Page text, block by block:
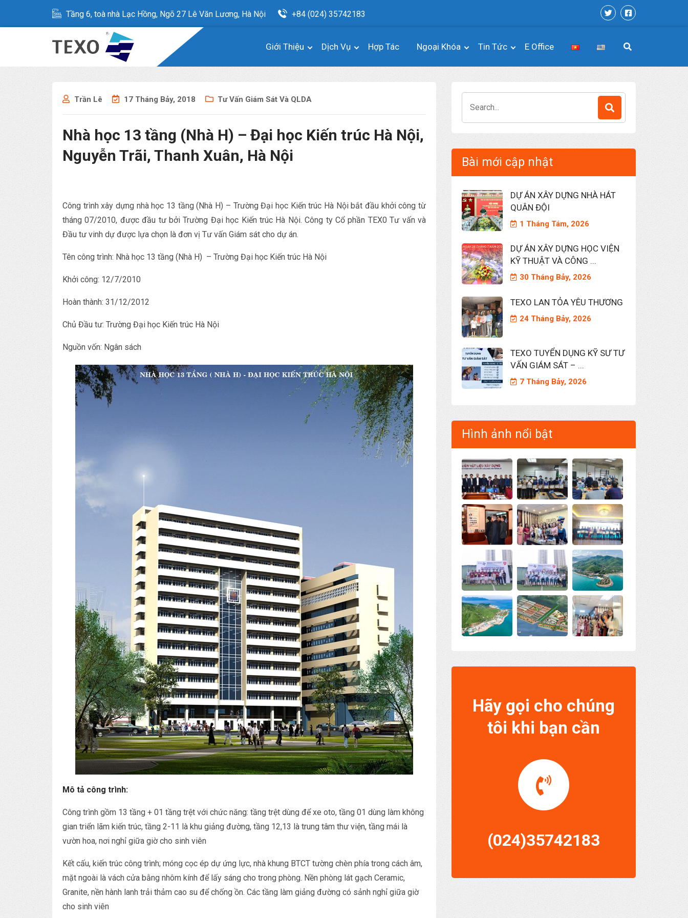
Tầng 6, toà nhà Lạc Hồng, Ngõ 27 Lê Văn Lương, Hà Nội +84 (024) 35742183
Giới Thiệu Dịch Vụ Hợp Tác Ngoại Khóa Tin Tức E Office
Trần Lê 17 Tháng Bảy, 2018 Tư Vấn Giám Sát Và QLDA
Nhà học 13 tầng (Nhà H) – Đại học Kiến trúc Hà Nội,
Nguyễn Trãi, Thanh Xuân, Hà Nội
Công trình xây dựng nhà học 13 tầng (Nhà H) – Trường Đại học Kiến trúc Hà Nội bắt đầu khởi công từ
tháng 07/2010, được đầu tư bởi Trường Đại học Kiến trúc Hà Nội. Công ty Cổ phần TEX0 Tư vấn và
Đầu tư vinh dự được lựa chọn là đơn vị Tư vấn Giám sát cho dự án.
Tên công trình: Nhà học 13 tầng (Nhà H) – Trường Đại học Kiến trúc Hà Nội
Khởi công: 12/7/2010
Hoàn thành: 31/12/2012
Chủ Đầu tư: Trường Đại học Kiến trúc Hà Nội
Nguồn vốn: Ngân sách
Mô tả công trình:
Công trình gồm 13 tầng + 01 tầng trệt với chức năng: tầng trệt dùng để xe oto, tầng 01 dùng làm không
gian triển lãm kiến trúc, tầng 2-11 là khu giảng đường, tầng 12,13 là trung tâm thư viện, tầng mái là
vườn hoa, nơi nghỉ giữa giờ cho sinh viên
Kết cấu, kiến trúc công trình; móng cọc ép dự ứng lực, nhà khung BTCT tường chèn phía trong cách âm,
mặt ngoài là vách cửa bằng nhôm kính để lấy sáng cho trong phòng. Nền phòng lát gạch Ceramic,
Granite, nền hành lanh trải thảm cao su để chống ồn. Các tầng làm giảng đường có sảnh nghỉ giữa giờ
cho sinh viên
for:
Bài mới cập nhật
DỰ ÁN XÂY DỰNG NHÀ HÁT
QUÂN ĐỘI
1 Tháng Tám, 2026
DỰ ÁN XÂY DỰNG HỌC VIỆN
KỸ THUẬT VÀ CÔNG ...
30 Tháng Bảy, 2026
TEXO LAN TỎA YÊU THƯƠNG
24 Tháng Bảy, 2026
TEXO TUYỂN DỤNG KỸ SƯ TƯ
VẤN GIÁM SÁT – ...
7 Tháng Bảy, 2026
Hình ảnh nổi bật
Hãy gọi cho chúng
tôi khi bạn cần
(024)35742183